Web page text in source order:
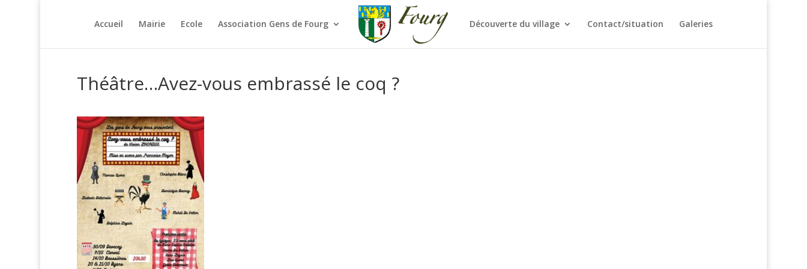
Accueil Mairie Ecole Association Gens de Fourg Découverte du village Contact/situation Galeries
Théâtre…Avez-vous embrassé le coq ?